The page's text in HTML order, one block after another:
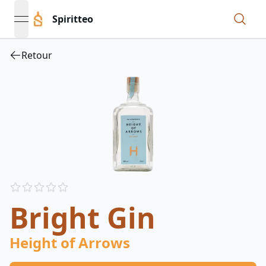
open navigation menu
Spiritteo
Retour
Reviews
Bright Gin
Height of Arrows